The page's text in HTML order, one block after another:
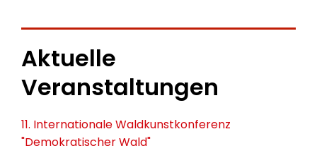
Aktuelle
Veranstaltungen
11. Internationale Waldkunstkonferenz
"Demokratischer Wald"